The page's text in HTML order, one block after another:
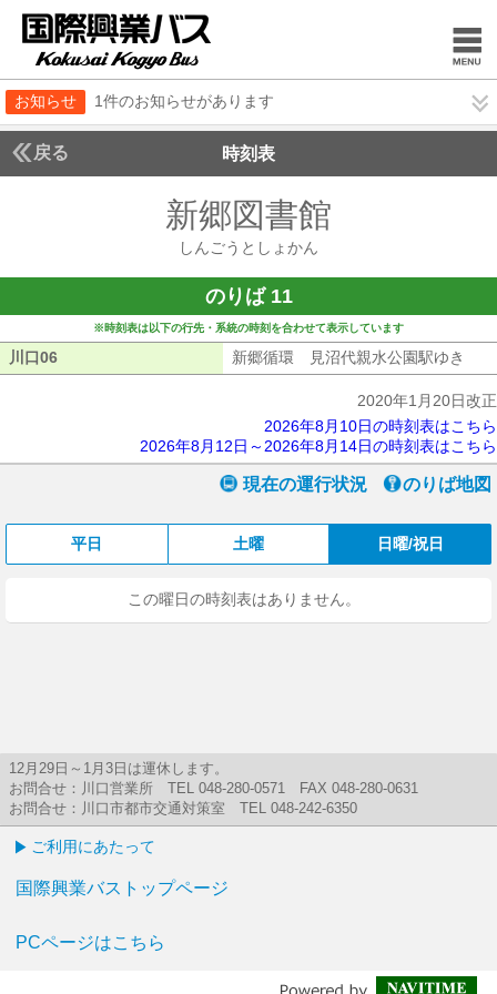
お知らせ 1件のお知らせがあります
戻る 時刻表
新郷図書館
しんごうとしょかん
のりば 11
※時刻表は以下の行先・系統の時刻を合わせて表示しています
川口06 新郷循環 見沼代親水公園駅ゆき
2020年1月20日改正
2026年8月10日の時刻表はこちら
2026年8月12日～2026年8月14日の時刻表はこちら
現在の運行状況 のりば地図
平日 土曜 日曜/祝日
この曜日の時刻表はありません。
12月29日～1月3日は運休します。
お問合せ：川口営業所 TEL 048-280-0571 FAX 048-280-0631
お問合せ：川口市都市交通対策室 TEL 048-242-6350
ご利用にあたって
国際興業バストップページ
PCページはこちら